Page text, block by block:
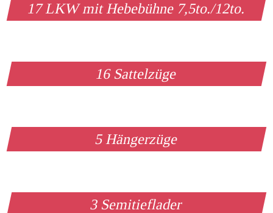
17 LKW mit Hebebühne 7,5to./12to.
16 Sattelzüge
5 Hängerzüge
3 Semitieflader